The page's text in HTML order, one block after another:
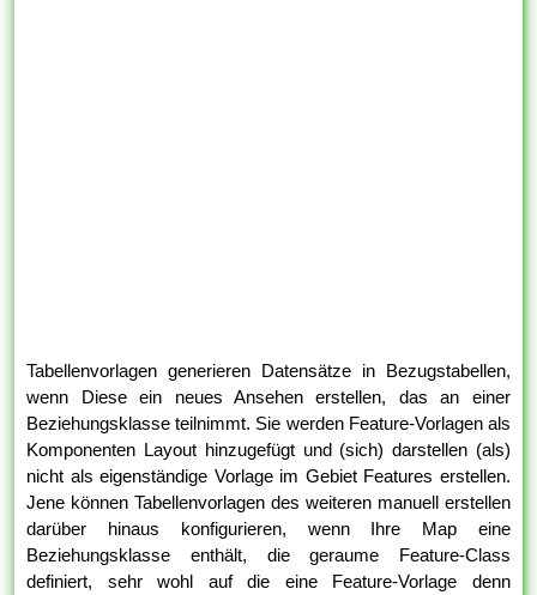
Tabellenvorlagen generieren Datensätze in Bezugstabellen,
wenn Diese ein neues Ansehen erstellen, das an einer
Beziehungsklasse teilnimmt. Sie werden Feature-Vorlagen als
Komponenten Layout hinzugefügt und (sich) darstellen (als)
nicht als eigenständige Vorlage im Gebiet Features erstellen.
Jene können Tabellenvorlagen des weiteren manuell erstellen
darüber hinaus konfigurieren, wenn Ihre Map eine
Beziehungsklasse enthält, die geraume Feature-Class
definiert, sehr wohl auf die eine Feature-Vorlage denn